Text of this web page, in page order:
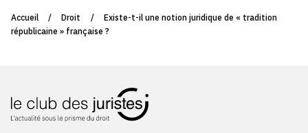
Accueil / Droit /
Existe-t-il une notion juridique de « tradition
républicaine » française ?